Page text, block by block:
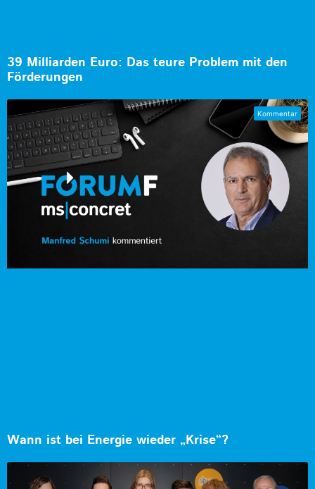
39 Milliarden Euro: Das teure Problem mit den
Förderungen
Wann ist bei Energie wieder „Krise“?